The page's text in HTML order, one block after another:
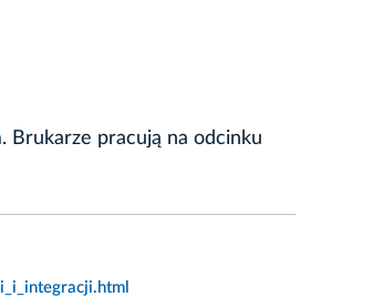
Brukarze pracują na odcinku